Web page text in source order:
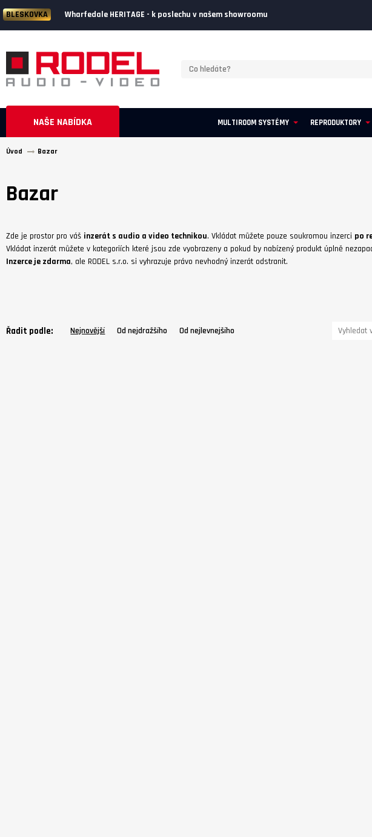
BLESKOVKA Wharfedale HERITAGE - k poslechu v našem showroomu
NAŠE NABÍDKA MULTIROOM SYSTÉMY REPRODUKTORY
Úvod Bazar
Bazar
Zde je prostor pro váš inzerát s audio a video technikou. Vkládat můžete pouze soukromou inzerci po
Vkládat inzerát můžete v kategoriích které jsou zde vyobrazeny a pokud by nabízený produkt úplně
Inzerce je zdarma, ale RODEL s.r.o. si vyhrazuje právo nevhodný inzerát odstranit.
Řadit podle: Nejnovější Od nejdražšího Od nejlevnejšího